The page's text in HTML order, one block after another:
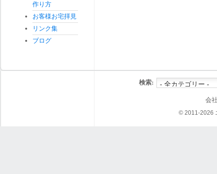
作り方
お客様お宅拝見
リンク集
ブログ
検索:
会
© 2011-2026